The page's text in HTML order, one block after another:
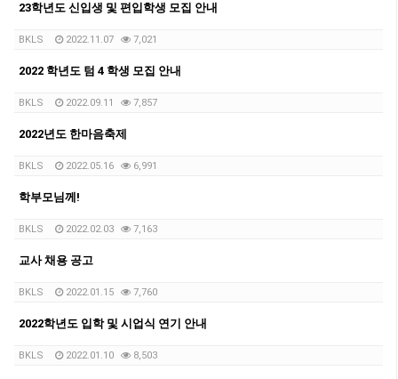
23학년도 신입생 및 편입학생 모집 안내
BKLS 2022.11.07 7,021
2022 학년도 텀 4 학생 모집 안내
BKLS 2022.09.11 7,857
2022년도 한마음축제
BKLS 2022.05.16 6,991
학부모님께!
BKLS 2022.02.03 7,163
교사 채용 공고
BKLS 2022.01.15 7,760
2022학년도 입학 및 시업식 연기 안내
BKLS 2022.01.10 8,503